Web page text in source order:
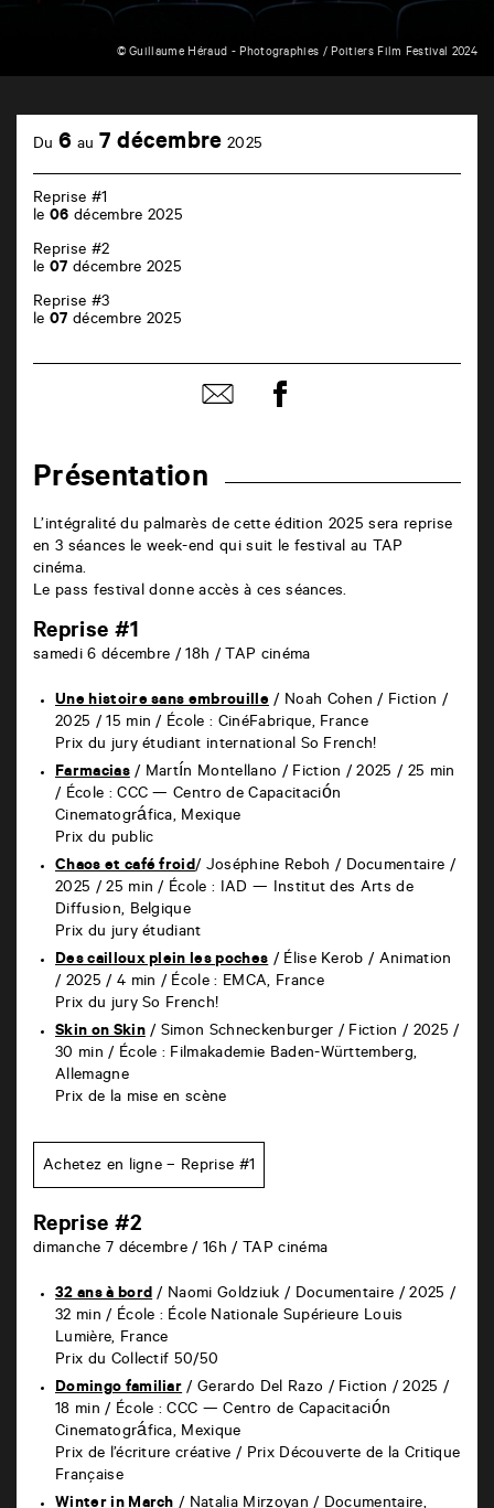
© Guillaume Héraud - Photographies / Poitiers Film Festival 2024
cinéma
86000
Poitiers
Présentation
L’intégralité du palmarès de cette édition 2025 sera reprise
en 3 séances le week-end qui suit le festival au TAP
cinéma.
Le pass festival donne accès à ces séances.
Reprise #1
samedi 6 décembre / 18h / TAP cinéma
Une histoire sans embrouille/ Noah Cohen / Fiction /
2025 / 15 min / École : CinéFabrique, France
Prix du jury étudiant international So French!
Farmacias/ Martín Montellano / Fiction / 2025 / 25 min
/ École : CCC — Centro de Capacitación
Cinematográfica, Mexique
Prix du public
Chaos et café froid/ Joséphine Reboh / Documentaire /
2025 / 25 min / École : IAD — Institut des Arts de
Diffusion, Belgique
Prix du jury étudiant
Des cailloux plein les poches/ Élise Kerob / Animation
/ 2025 / 4 min / École : EMCA, France
Prix du jury So French!
Skin on Skin/ Simon Schneckenburger / Fiction / 2025 /
30 min / École : Filmakademie Baden-Württemberg,
Allemagne
Prix de la mise en scène
Achetez en ligne – Reprise #1
Reprise #2
dimanche 7 décembre / 16h / TAP cinéma
32 ans à bord/ Naomi Goldziuk / Documentaire / 2025 /
32 min / École : École Nationale Supérieure Louis
Lumière, France
Prix du Collectif 50/50
Domingo familiar/ Gerardo Del Razo / Fiction / 2025 /
18 min / École : CCC — Centro de Capacitación
Cinematográfica, Mexique
Prix de l’écriture créative / Prix Découverte de la Critique
Française
Du 6 au 7 décembre 2025
Reprise #1
le 06 décembre 2025
Reprise #2
le 07 décembre 2025
Reprise #3
le 07 décembre 2025
Partager
par
Partager
sur